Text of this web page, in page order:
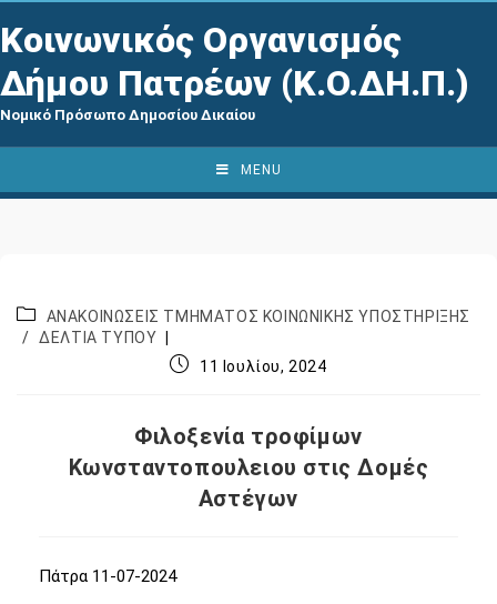
Κοινωνικός Οργανισμός
Δήμου Πατρέων (Κ.Ο.ΔΗ.Π.)
Νομικό Πρόσωπο Δημοσίου Δικαίου
MENU
ΑΝΑΚΟΙΝΩΣΕΙΣ ΤΜΗΜΑΤΟΣ ΚΟΙΝΩΝΙΚΗΣ ΥΠΟΣΤΗΡΙΞΗΣ
/ ΔΕΛΤΙΑ ΤΥΠΟΥ
11 Ιουλίου, 2024
Φιλοξενία τροφίμων
Κωνσταντοπουλειου στις Δομές
Αστέγων
Πάτρα 11-07-2024